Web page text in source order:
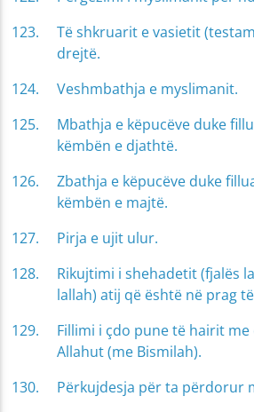
Të shkruarit e vasietit
drejtë.
Veshmbathja e myslimanit.
Mbathja e këpucëve duke
këmbën e djathtë.
Zbathja e këpucëve duke
këmbën e majtë.
Pirja e ujit ulur.
Rikujtimi i shehadetit (fjalës
lallah) atij që është në prag
Fillimi i çdo pune të hairit
Allahut (me Bismilah).
Përkujdesja për ta përdorur